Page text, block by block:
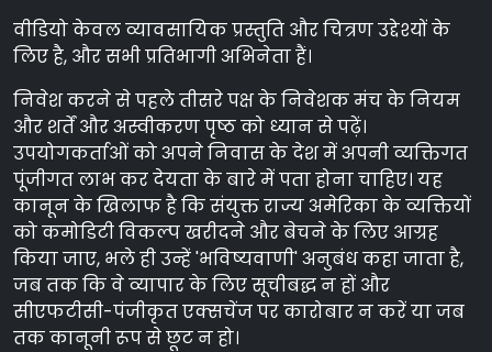
वीडियो केवल व्यावसायिक प्रस्तुति और चित्रण उद्देश्यों के
लिए है, और सभी प्रतिभागी अभिनेता हैं।
निवेश करने से पहले तीसरे पक्ष के निवेशक मंच के नियम
और शर्तें और अस्वीकरण पृष्ठ को ध्यान से पढ़ें।
उपयोगकर्ताओं को अपने निवास के देश में अपनी व्यक्तिगत
पूंजीगत लाभ कर देयता के बारे में पता होना चाहिए। यह
कानून के खिलाफ है कि संयुक्त राज्य अमेरिका के व्यक्तियों
को कमोडिटी विकल्प खरीदने और बेचने के लिए आग्रह
किया जाए, भले ही उन्हें 'भविष्यवाणी' अनुबंध कहा जाता है,
जब तक कि वे व्यापार के लिए सूचीबद्ध न हों और
सीएफटीसी-पंजीकृत एक्सचेंज पर कारोबार न करें या जब
तक कानूनी रूप से छूट न हो।